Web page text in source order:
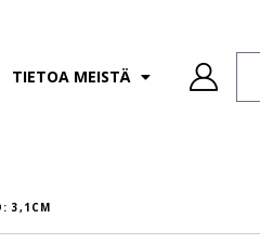
TIETOA MEISTÄ
3,1CM